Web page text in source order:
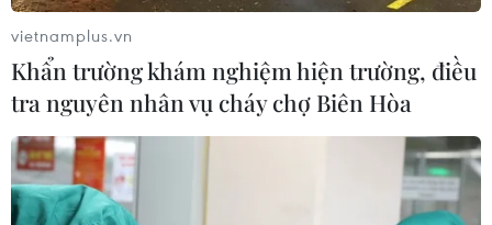
nắng nóng
06/08/2026 03:02
Bất chấp nắng nóng kỷ lục, du khách
châu Á vẫn đổ sang châu Âu
05/08/2026 23:27
vietnamplus.vn
Khẩn trường khám nghiệm hiện trường, điều
tra nguyên nhân vụ cháy chợ Biên Hòa